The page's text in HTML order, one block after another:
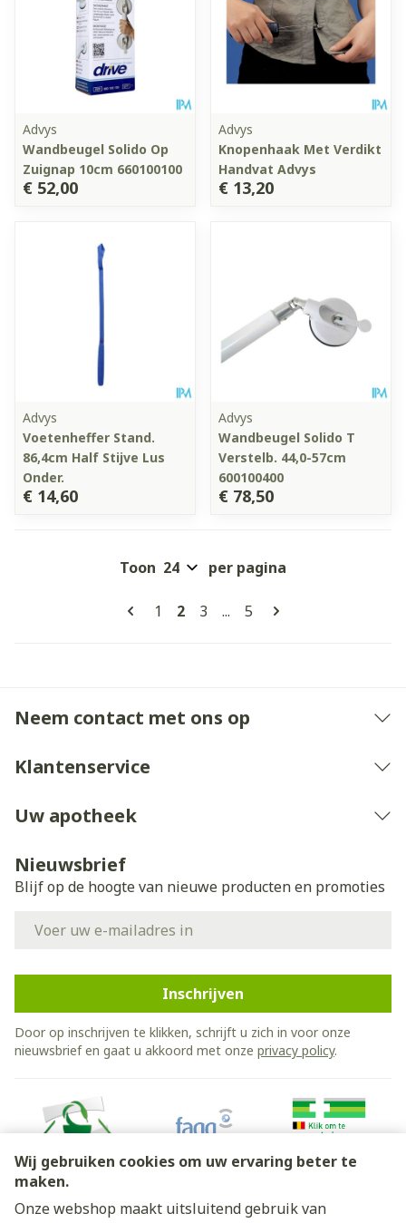
Wij gebruiken cookies om uw ervaring beter te
maken.
Onze webshop maakt uitsluitend gebruik van
Advys
Wandbeugel Solido Op
Zuignap 10cm 660100100
€ 52,00
Advys
Knopenhaak Met Verdikt
Handvat Advys
€ 13,20
Advys
Voetenheffer Stand.
86,4cm Half Stijve Lus
Onder.
€ 14,60
Advys
Wandbeugel Solido T
Verstelb. 44,0-57cm
600100400
€ 78,50
Pagina's
Pagina
1 U lees momenteel pagina
2 Pagina
3 ... Pagina
5
Toon per pagina
Neem contact met ons op
Klantenservice
Uw apotheek
Nieuwsbrief
Blijf op de hoogte van nieuwe producten en promoties
Inschrijven
Door op inschrijven te klikken, schrijft u zich in voor onze
nieuwsbrief en gaat u akkoord met onze privacy policy.